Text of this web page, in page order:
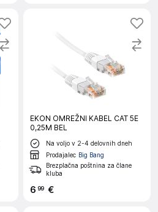
EKON OMREŽNI KABEL CAT 5E
0,25M BEL
Na voljo v 2-4 delovnih dneh
Prodajalec Big Bang
Brezplačna poštnina za člane
kluba
6 99 €